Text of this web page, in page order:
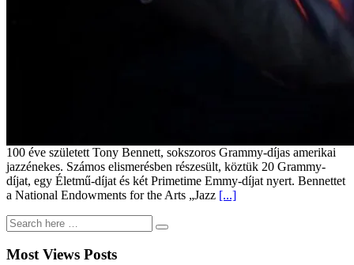
100 éve született Tony Bennett, sokszoros Grammy-díjas amerikai
jazzénekes. Számos elismerésben részesült, köztük 20 Grammy-
díjat, egy Életmű-díjat és két Primetime Emmy-díjat nyert. Bennettet
a National Endowments for the Arts „Jazz [...]
Most Views Posts